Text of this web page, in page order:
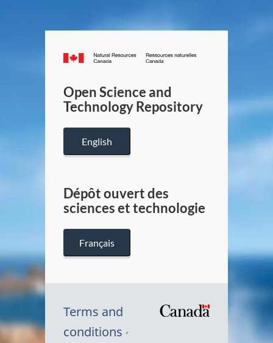
Canada.ca
/
Canada
Open Science and
Technology Repository
English
Dépôt ouvert des
sciences et technologie
Français
Terms and
conditions
Symbole